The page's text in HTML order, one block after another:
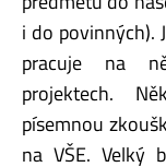
i do povinných).
pracuje na
projektech.
písemnou
na VŠE. Velký